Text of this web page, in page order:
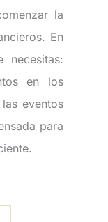
la
En
necesitas:
en los
eventos
para